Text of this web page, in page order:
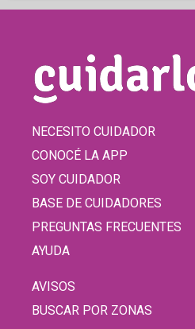
NECESITO CUIDADOR
CONOCÉ LA APP
SOY CUIDADOR
BASE DE CUIDADORES
PREGUNTAS FRECUENTES
AYUDA
AVISOS
BUSCAR POR ZONAS